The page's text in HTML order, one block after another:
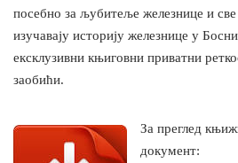
посебно за љубитеље железнице и све
изучавају историју железнице у
ексклузивни књиговни приватни
заобићи.
За преглед
документ: